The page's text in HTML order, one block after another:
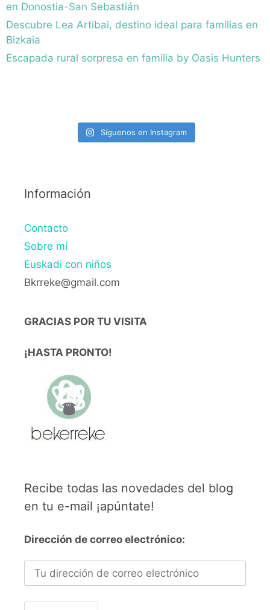
en Donostia-San Sebastián
Descubre Lea Artibai, destino ideal para familias en
Bizkaia
Escapada rural sorpresa en familia by Oasis Hunters
Síguenos en Instagram
Información
Contacto
Sobre mí
Euskadi con niños
Bkrreke@gmail.com
GRACIAS POR TU VISITA
¡HASTA PRONTO!
Recibe todas las novedades del blog
en tu e-mail ¡apúntate!
Dirección de correo electrónico: